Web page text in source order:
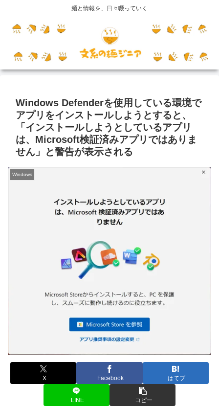
麺と情報を、日々啜っていく
Windows Defenderを使用している環境で
アプリをインストールしようとすると、
「インストールしようとしているアプリ
は、Microsoft検証済みアプリではありま
せん」と警告が表示される
Windows
X Facebook はてブ
LINE コピー